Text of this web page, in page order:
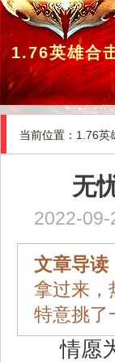
1.76英雄合
当前位置： 1.76英
无
2022-09-
文章导读
拿过来，
特意挑了
情愿